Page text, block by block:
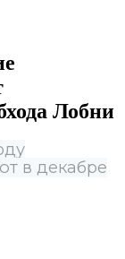
Лобни
в декабре